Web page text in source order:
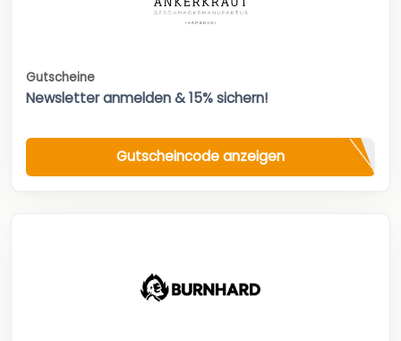
Gutscheine
Newsletter anmelden & 15% sichern!
Gutscheincode anzeigen